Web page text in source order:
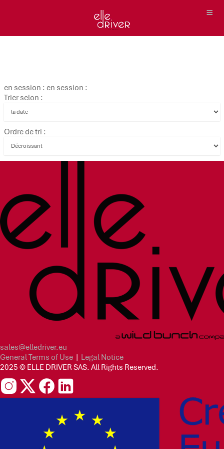
en session : en session :
Trier selon :
Ordre de tri :
sales@elledriver.eu
General Terms of Use | Legal Notice
2025 © ELLE DRIVER SAS. All Rights Reserved.